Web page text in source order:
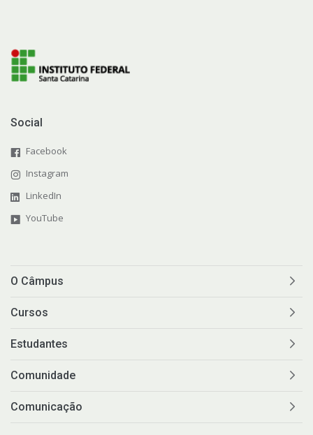
Social
Facebook
Instagram
LinkedIn
YouTube
O Câmpus
Cursos
Estudantes
Comunidade
Comunicação